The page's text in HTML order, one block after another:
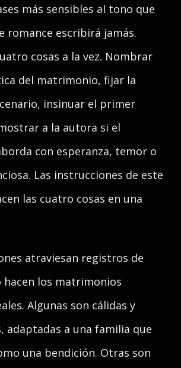
más sensibles al tono que
romance escribirá jamás.
cosas a la vez. Nombrar
del matrimonio, fijar la
insinuar el primer
a la autora si el
con esperanza, temor o
Las instrucciones de este
las cuatro cosas en una
atraviesan registros de
los matrimonios
Algunas son cálidas y
adaptadas a una familia que
una bendición. Otras son